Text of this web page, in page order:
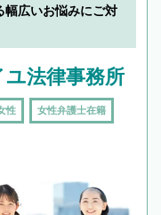
幅広いお悩みにご対
法律事務所
性 女性弁護士在籍